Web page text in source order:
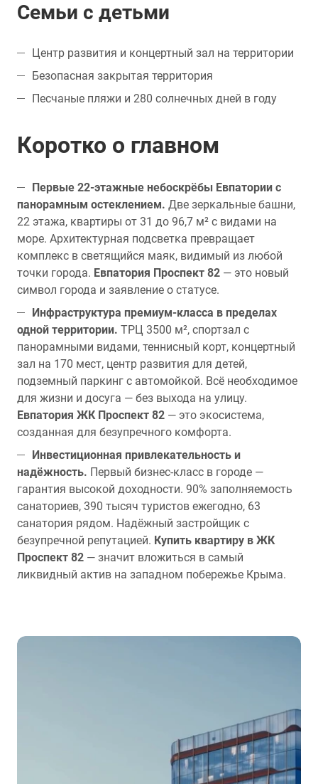
Семьи с детьми
Центр развития и концертный зал на территории
Безопасная закрытая территория
Песчаные пляжи и 280 солнечных дней в году
Коротко о главном
Первые 22-этажные небоскрёбы Евпатории с
панорамным остеклением. Две зеркальные башни,
22 этажа, квартиры от 31 до 96,7 м² с видами на
море. Архитектурная подсветка превращает
комплекс в светящийся маяк, видимый из любой
точки города. Евпатория Проспект 82 — это новый
символ города и заявление о статусе.
Инфраструктура премиум-класса в пределах
одной территории. ТРЦ 3500 м², спортзал с
панорамными видами, теннисный корт, концертный
зал на 170 мест, центр развития для детей,
подземный паркинг с автомойкой. Всё необходимое
для жизни и досуга — без выхода на улицу.
Евпатория ЖК Проспект 82 — это экосистема,
созданная для безупречного комфорта.
Инвестиционная привлекательность и
надёжность. Первый бизнес-класс в городе —
гарантия высокой доходности. 90% заполняемость
санаториев, 390 тысяч туристов ежегодно, 63
санатория рядом. Надёжный застройщик с
безупречной репутацией. Купить квартиру в ЖК
Проспект 82 — значит вложиться в самый
ликвидный актив на западном побережье Крыма.